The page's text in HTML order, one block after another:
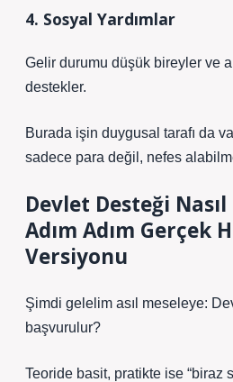
4. Sosyal Yardımlar
Gelir durumu düşük bireyler ve
destekler.
Burada işin duygusal tarafı da
sadece para değil, nefes
Devlet Desteği
Adım Adım Gerçek
Versiyonu
Şimdi gelelim asıl meseleye:
başvurulur?
Teoride basit, pratikte ise “biraz